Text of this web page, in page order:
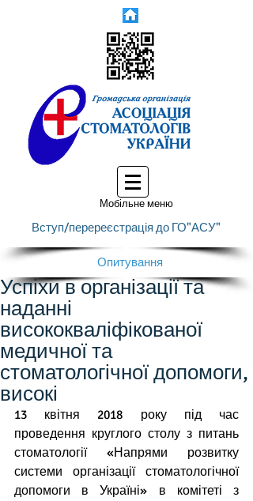
Мобільне меню
Вступ/перереєстрація до ГО"АСУ"
Опитування
Успіхи в організації та
наданні
висококваліфікованої
медичної та
стоматологічної допомоги,
високі
13 квітня 2018 року під час
проведення круглого столу з питань
стоматології «Напрями розвитку
системи організації стоматологічної
допомоги в Україні» в комітеті з